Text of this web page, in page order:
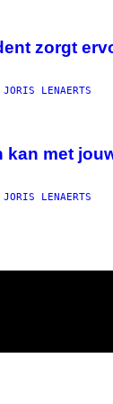
zorgt
JORIS LENAERTS
kan met
JORIS LENAERTS